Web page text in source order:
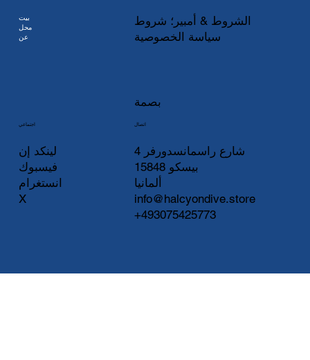
بيت
محل
عن
الشروط & أمبير؛ شروط
سياسة الخصوصية
بصمة
اجتماعي
لينكد إن
فيسبوك
انستغرام
X
اتصال
شارع راسمانسدورفر 4
15848 بيسكو
ألمانيا
info@halcyondive.store
+493075425773